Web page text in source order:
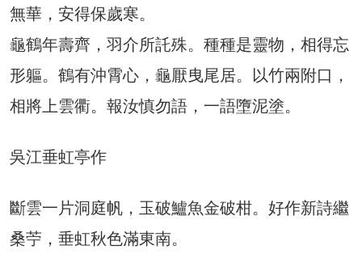
無華，安得保歲寒。
龜鶴年壽齊，羽介所託殊。種種是靈物，相得忘
形軀。鶴有沖霄心，龜厭曳尾居。以竹兩附口，
相將上雲衢。報汝慎勿語，一語墮泥塗。
吳江垂虹亭作
斷雲一片洞庭帆，玉破鱸魚金破柑。好作新詩繼
桑苧，垂虹秋色滿東南。